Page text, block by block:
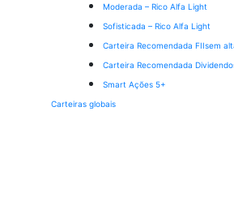
Moderada – Rico Alfa Light
Sofisticada – Rico Alfa Light
Carteira Recomendada FIIsem
Carteira Recomendada
Smart Ações 5+
Carteiras globais